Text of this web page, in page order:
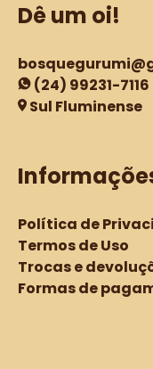
Dê um oi!
(24) 99231-7116
Sul Fluminense
Política de
Termos de Uso
Trocas e
Formas de